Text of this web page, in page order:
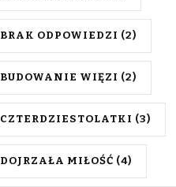
BRAK ODPOWIEDZI (2)
BUDOWANIE WIĘZI (2)
CZTERDZIESTOLATKI (3)
DOJRZAŁA MIŁOŚĆ (4)